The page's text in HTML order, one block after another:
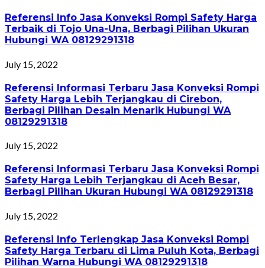
Referensi Info Jasa Konveksi Rompi Safety Harga
Terbaik di Tojo Una-Una, Berbagi Pilihan Ukuran
Hubungi WA 08129291318
July 15, 2022
Referensi Informasi Terbaru Jasa Konveksi Rompi
Safety Harga Lebih Terjangkau di Cirebon,
Berbagi Pilihan Desain Menarik Hubungi WA
08129291318
July 15, 2022
Referensi Informasi Terbaru Jasa Konveksi Rompi
Safety Harga Lebih Terjangkau di Aceh Besar,
Berbagi Pilihan Ukuran Hubungi WA 08129291318
July 15, 2022
Referensi Info Terlengkap Jasa Konveksi Rompi
Safety Harga Terbaru di Lima Puluh Kota, Berbagi
Pilihan Warna Hubungi WA 08129291318